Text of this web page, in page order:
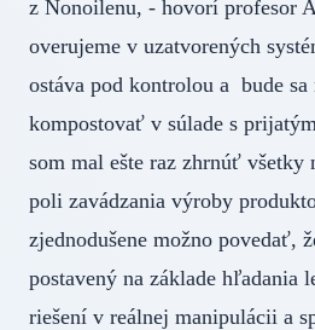
z Nonoilenu, - hovorí profesor
overujeme v uzatvorených
ostáva pod kontrolou a bude
kompostovať v súlade s
som mal ešte raz zhrnúť všetky
poli zavádzania výroby
zjednodušene možno povedať,
postavený na základe hľadania
riešení v reálnej manipulácii a